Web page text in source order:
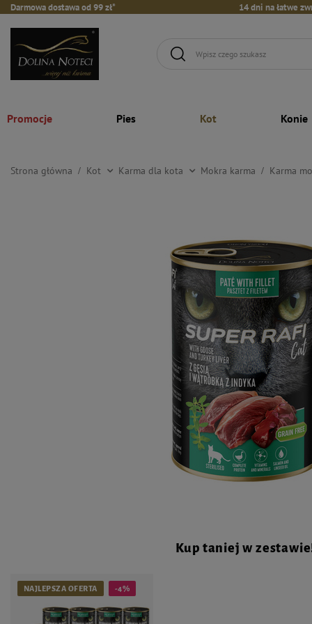
Darmowa dostawa od 99 zł* 14 dni na łatwe
Promocje Pies Kot Konie
Strona główna Kot Karma dla kota Mokra karma Karma
Kup taniej w
NAJLEPSZA OFERTA -4%